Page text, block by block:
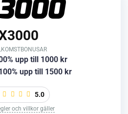
upp till 1000 kr
upp till 1500 kr
5.0
och villkor gäller